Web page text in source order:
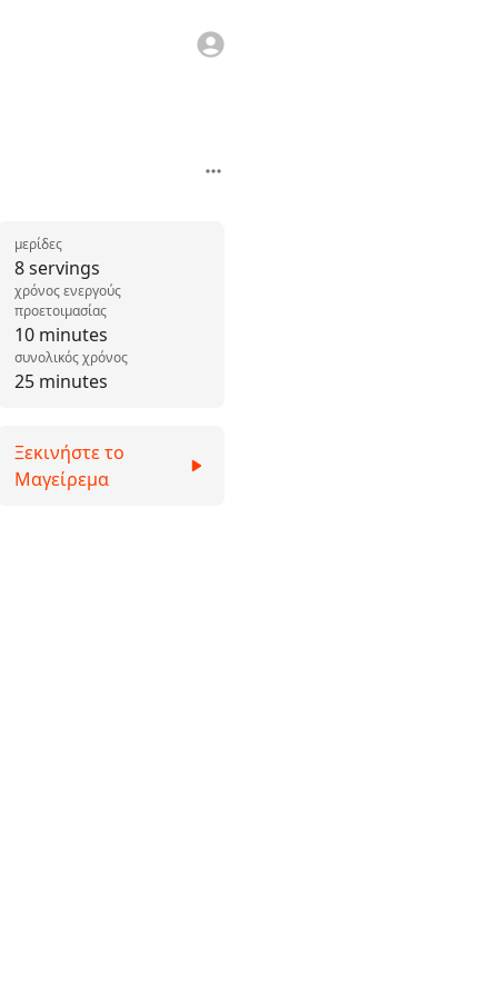
8 servings
μερίδες
10 minutes
χρόνος ενεργούς
προετοιμασίας
25 minutes
συνολικός χρόνος
Ξεκινήστε το
Μαγείρεμα